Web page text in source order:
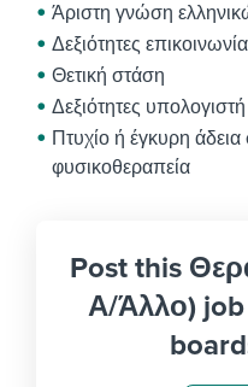
Άριστη γνώση
Δεξιότητες
Θετική στάση
Δεξιότητες
Πτυχίο ή έγκυρη άδεια
φυσικοθεραπεία
Post this
Α/Άλλο)